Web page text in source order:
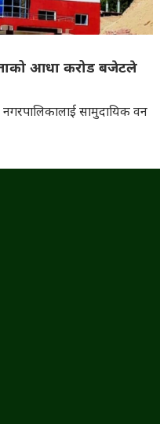
आधा करोड बजेटले
नगरपालिकालाई सामुदायिक वन